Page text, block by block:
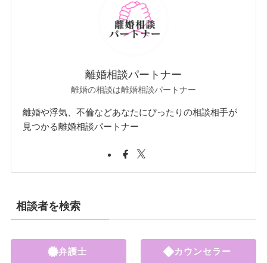
離婚相談パートナー
離婚の相談は離婚相談パートナー
離婚や浮気、不倫などあなたにぴったりの相談相手が
見つかる離婚相談パートナー
相談者を検索
弁護士 カウンセラー